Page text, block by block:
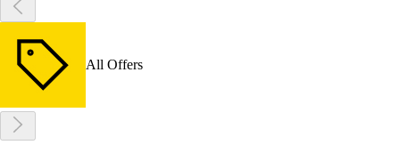
All Offers